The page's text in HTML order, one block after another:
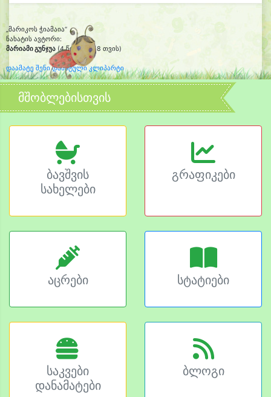
„მარიკოს ჭიამაია“
ნახატის ავტორი:
მარიამი გუნჯუა (4 წლის და 8 თვის)
დაამატე შენი დახატული კლიპარტი
მშობლებისთვის
ბავშვის
სახელები
გრაფიკები
აცრები სტატიები
საკვები
დანამატები
ბლოგი